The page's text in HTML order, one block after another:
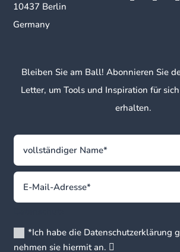
10437 Berlin
Germany
Bleiben Sie am Ball! Abonnieren Sie
Letter, um Tools und Inspiration für
erhalten.
*Ich habe die Datenschutzerklärung
nehmen sie hiermit an.